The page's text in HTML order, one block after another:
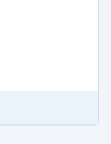
будет!